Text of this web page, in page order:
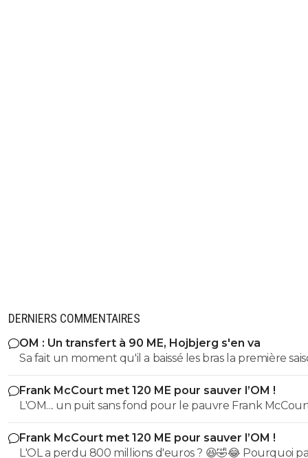
DERNIERS COMMENTAIRES
OM : Un transfert à 90 ME, Hojbjerg s'en va
Sa fait un moment qu'il a baissé les bras la première
etait top mais depuis quelques match etait en dessus.
et bon vent a lui pour le reste de sa carrière ...
Frank McCourt met 120 ME pour sauver l’OM !
L'OM.... un puit sans fond pour le pauvre Frank
Frank McCourt met 120 ME pour sauver l’OM !
L'OL a perdu 800 millions d'euros ? 😆🤣😂 Pourquoi pas un